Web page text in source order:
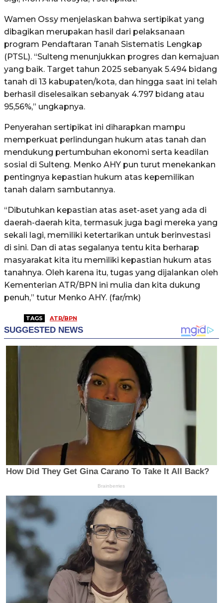
Wamen Ossy menjelaskan bahwa sertipikat yang
dibagikan merupakan hasil dari pelaksanaan
program Pendaftaran Tanah Sistematis Lengkap
(PTSL). “Sulteng menunjukkan progres dan kemajuan
yang baik. Target tahun 2025 sebanyak 5.494 bidang
tanah di 13 kabupaten/kota, dan hingga saat ini telah
berhasil diselesaikan sebanyak 4.797 bidang atau
95,56%,” ungkapnya.
Penyerahan sertipikat ini diharapkan mampu
memperkuat perlindungan hukum atas tanah dan
mendukung pertumbuhan ekonomi serta keadilan
sosial di Sulteng. Menko AHY pun turut menekankan
pentingnya kepastian hukum atas kepemilikan
tanah dalam sambutannya.
“Dibutuhkan kepastian atas aset-aset yang ada di
daerah-daerah kita, termasuk juga bagi mereka yang
sekali lagi, memiliki ketertarikan untuk berinvestasi
di sini. Dan di atas segalanya tentu kita berharap
masyarakat kita itu memiliki kepastian hukum atas
tanahnya. Oleh karena itu, tugas yang dijalankan oleh
Kementerian ATR/BPN ini mulia dan kita dukung
penuh,” tutur Menko AHY. (far/mk)
TAGS ATR/BPN